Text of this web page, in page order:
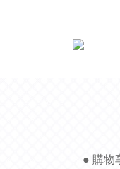
● 購物